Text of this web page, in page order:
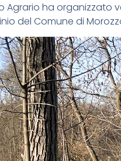
Agrario ha organizzato
del Comune di